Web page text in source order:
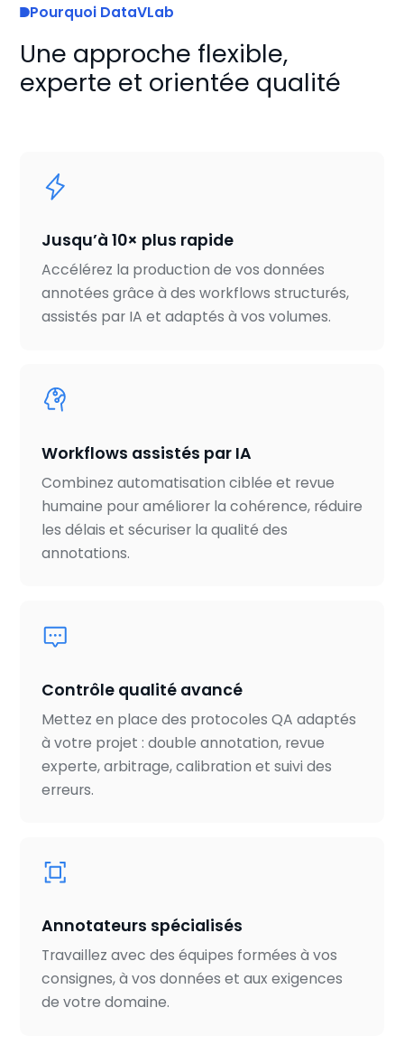
Pourquoi DataVLab
Une approche flexible,
experte et orientée qualité
Jusqu’à 10× plus rapide
Accélérez la production de vos données
annotées grâce à des workflows structurés,
assistés par IA et adaptés à vos volumes.
Workflows assistés par IA
Combinez automatisation ciblée et revue
humaine pour améliorer la cohérence, réduire
les délais et sécuriser la qualité des
annotations.
Contrôle qualité avancé
Mettez en place des protocoles QA adaptés
à votre projet : double annotation, revue
experte, arbitrage, calibration et suivi des
erreurs.
Annotateurs spécialisés
Travaillez avec des équipes formées à vos
consignes, à vos données et aux exigences
de votre domaine.